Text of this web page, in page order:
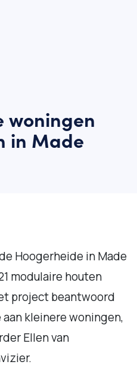
woningen
in Made
Hoogerheide in Made
modulaire houten
project beantwoord
kleinere woningen,
Ellen van